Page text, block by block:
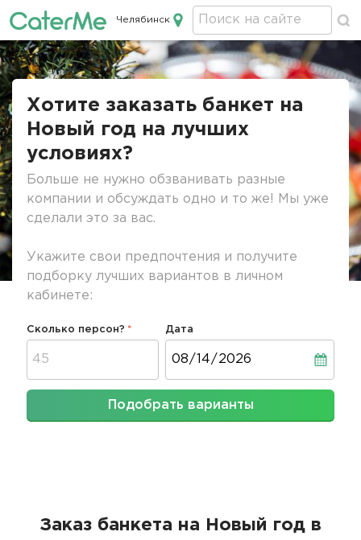
Кейтеринг в Челябинске
Челябинск
Строка
Хотите заказать банкет на
Новый год на лучших
условиях?
Больше не нужно обзванивать разные
компании и обсуждать одно и то же! Мы уже
сделали это за вас.
Укажите свои предпочтения и получите
подборку лучших вариантов в личном
кабинете:
Сколько персон? Дата
Подобрать варианты
Заказ банкета на Новый год в